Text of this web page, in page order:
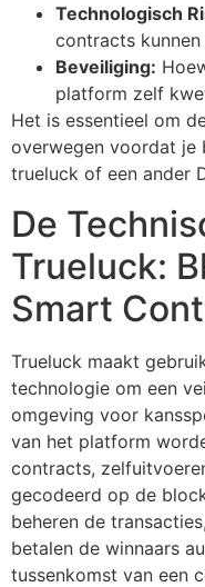
Technologisch
contracts
Beveiliging:
platform zelf
Het is essentieel om
overwegen voordat je
trueluck of een ander
De
Trueluck:
Smart
Trueluck maakt
technologie om een
omgeving voor
van het platform
contracts,
gecodeerd op de
beheren de
betalen de winnaars
tussenkomst van een